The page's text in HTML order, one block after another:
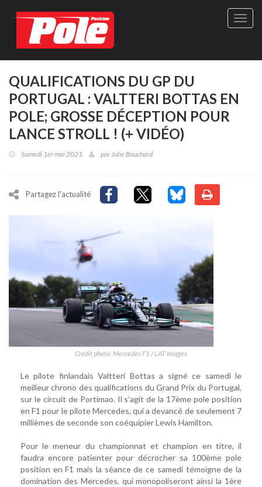
Site
QUALIFICATIONS DU GP DU
PORTUGAL : VALTTERI BOTTAS EN
POLE; GROSSE DÉCEPTION POUR
LANCE STROLL ! (+ VIDÉO)
Samedi 1er mai 2021 parJulie Bouchard
Partagez l'actualité
Crédit photo: Mercedes F1 / LAT Images
Le pilote finlandais Valtteri Bottas a signé ce samedi le
meilleur chrono des qualifications du Grand Prix du Portugal,
sur le circuit de Portimao. Il s’agit de la 17ème pole position
en F1 pour le pilote Mercedes, qui a devancé de seulement 7
millièmes de seconde son coéquipier Lewis Hamilton.
Pour le meneur du championnat et champion en titre, il
faudra encore patienter pour décrocher sa 100ème pole
position en F1 mais la séance de ce samedi témoigne de la
domination des Mercedes, qui monopoliseront ainsi la 1ère